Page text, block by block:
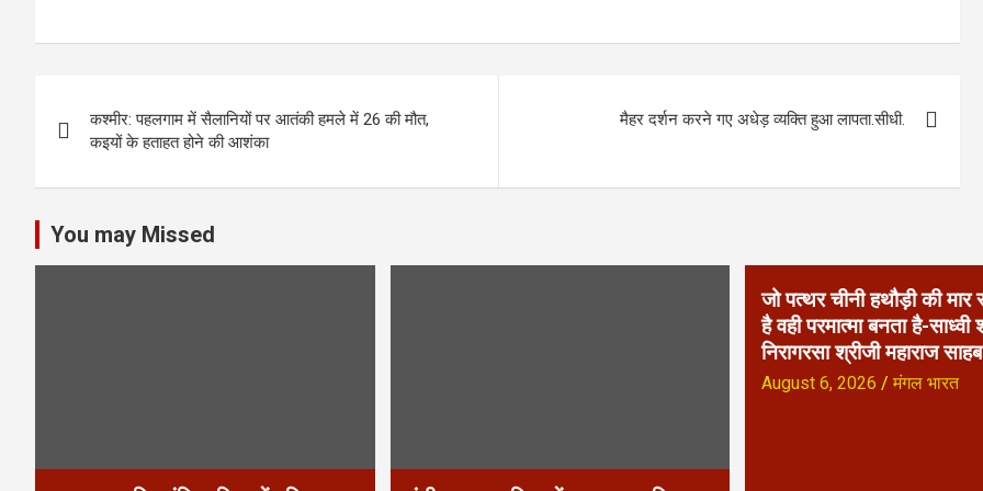
s
t
n
कश्मीर: पहलगाम में सैलानियों पर आतंकी हमले में 26 की मौत,
कइयों के हताहत होने की आशंका
मैहर दर्शन करने गए अधेड़ व्यक्ति हुआ लापता.सीधी.
You may Missed
जो पत्थर चीनी हथौड़ी की
है वही परमात्मा बनता है-साध्वी
निरागरसा श्रीजी महाराज साहब
August 6, 2026 मंगल भारत